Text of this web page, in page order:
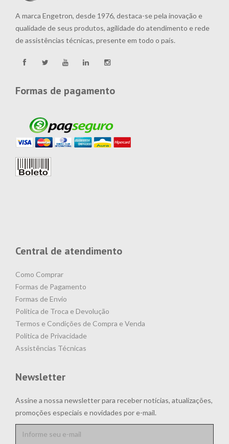
A marca Engetron, desde 1976, destaca-se pela inovação e
qualidade de seus produtos, agilidade do atendimento e rede
de assistências técnicas, presente em todo o país.
Formas de pagamento
Central de atendimento
Como Comprar
Formas de Pagamento
Formas de Envio
Política de Troca e Devolução
Termos e Condições de Compra e Venda
Política de Privacidade
Assistências Técnicas
Newsletter
Assine a nossa newsletter para receber notícias, atualizações,
promoções especiais e novidades por e-mail.